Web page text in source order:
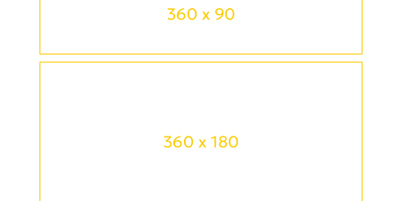
360 x 90
360 x 180